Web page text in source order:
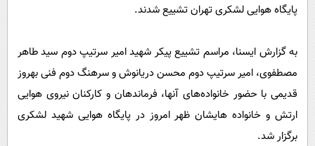
فناوری
محیط زیست
سلامت
روانشناسی
پایگاه هوایی لشکری تهران تشییع شدند.
به گزارش ایسنا، مراسم تشییع پیکر شهید امیر سرتیپ دوم سید طاهر
مصطفوی، امیر سرتیپ دوم محسن دریانوش و سرهنگ دوم فنی بهروز
قدیمی با حضور خانواده‌های آنها، فرماندهان و کارکنان نیروی هوایی
ارتش و خانواده هایشان ظهر امروز در پایگاه هوایی شهید لشکری
برگزار شد.